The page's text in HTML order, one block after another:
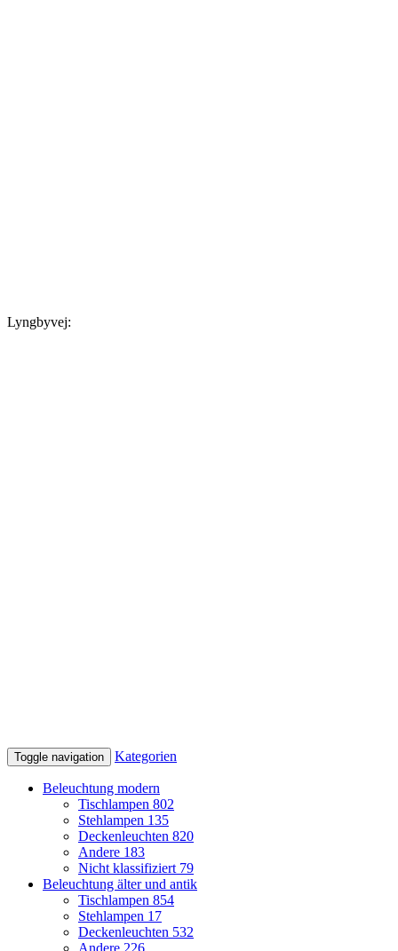
Lyngbyvej:
Toggle navigation Kategorien
Beleuchtung modern
Tischlampen 802
Stehlampen 135
Deckenleuchten 820
Andere 183
Nicht klassifiziert 79
Beleuchtung älter und antik
Tischlampen 854
Stehlampen 17
Deckenleuchten 532
Andere 226